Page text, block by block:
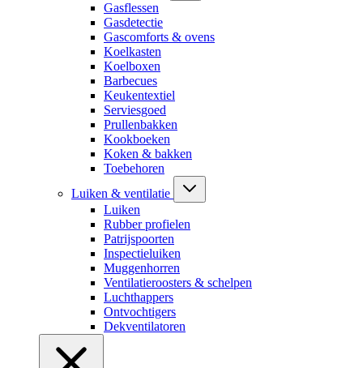
Gasflessen
Gasdetectie
Gascomforts & ovens
Koelkasten
Koelboxen
Barbecues
Keukentextiel
Serviesgoed
Prullenbakken
Kookboeken
Koken & bakken
Toebehoren
Luiken & ventilatie
Luiken
Rubber profielen
Patrijspoorten
Inspectieluiken
Muggenhorren
Ventilatieroosters & schelpen
Luchthappers
Ontvochtigers
Dekventilatoren